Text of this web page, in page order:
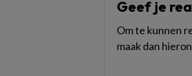
Geef je
Om te kunnen
maak dan